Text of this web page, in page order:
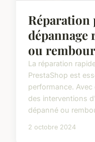
Réparation
dépannage
ou
La réparation
PrestaShop est
performance.
des interventions
dépanné ou
2 octobre 2024